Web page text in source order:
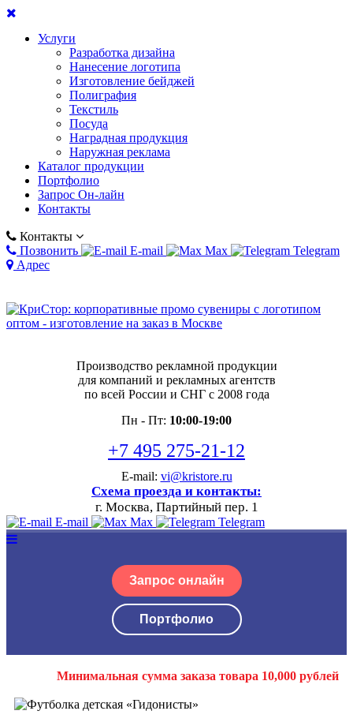
Услуги
Разработка дизайна
Нанесение логотипа
Изготовление бейджей
Полиграфия
Текстиль
Посуда
Наградная продукция
Наружная реклама
Каталог продукции
Портфолио
Запрос Он-лайн
Контакты
Контакты
Позвонить
E-mail Max
Telegram
Адрес
Производство рекламной продукции
для компаний и рекламных агентств
по всей России и СНГ с 2008 года
Пн - Пт: 10:00-19:00
+7 495 275-21-12
E-mail: vi@kristore.ru
Схема проезда и контакты:
г. Москва, Партийный пер. 1
E-mail Max Telegram
Запрос онлайн
Портфолио
Минимальная сумма заказа товара 10,000 рублей